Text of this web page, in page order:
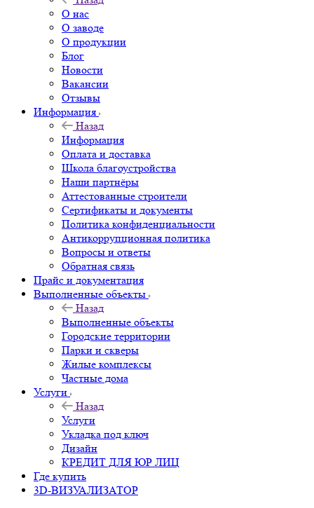
О нас
О заводе
О продукции
Блог
Новости
Вакансии
Отзывы
Информация
Назад
Информация
Оплата и доставка
Школа благоустройства
Наши партнёры
Аттестованные строители
Сертификаты и документы
Политика конфиденциальности
Антикоррупционная политика
Вопросы и ответы
Обратная связь
Прайс и документация
Выполненные объекты
Назад
Выполненные объекты
Городские территории
Парки и скверы
Жилые комплексы
Частные дома
Услуги
Назад
Услуги
Укладка под ключ
Дизайн
КРЕДИТ ДЛЯ ЮР ЛИЦ
Где купить
3D-ВИЗУАЛИЗАТОР